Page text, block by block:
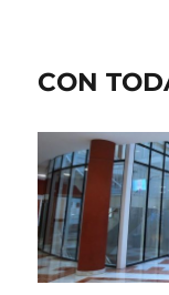
CON